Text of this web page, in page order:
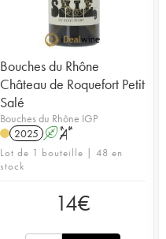
Bouches du Rhône
Château de Roquefort Petit
Salé
Bouches du Rhône IGP
2025 A S
Lot de 1 bouteille | 48 en
stock
14€